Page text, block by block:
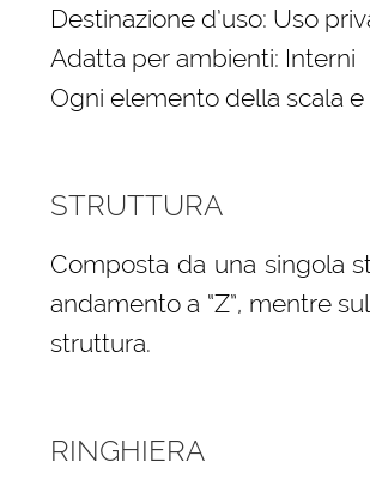
Destinazione d’uso: Uso
Adatta per ambienti: Interni
Ogni elemento della scala
STRUTTURA
Composta da una singola
andamento a “Z”, mentre
struttura.
RINGHIERA